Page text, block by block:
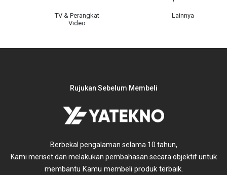
TV & Perangkat
Video
Lainnya
Rujukan Sebelum Membeli
Berbekal pengalaman selama 10 tahun,
Kami meriset dan melakukan pembahasan secara objektifuntuk
membantu Kamu membeli produk terbaik.